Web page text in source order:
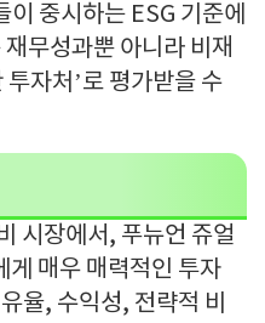
이 중시하는 ESG 기준에
재무성과뿐 아니라 비재
투자처 ’로 평가받을 수
시장에서, 푸뉴언 쥬얼
게 매우 매력적인 투자
율, 수익성, 전략적 비